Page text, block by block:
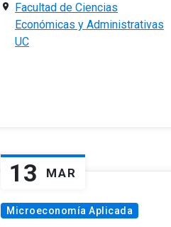
Facultad de Ciencias
Económicas y Administrativas
UC
13 MAR
Microeconomía Aplicada